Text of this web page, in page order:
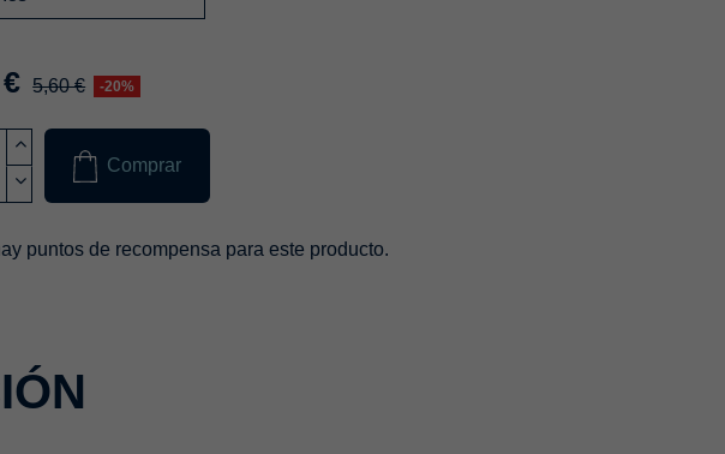
5,60 € -20%
Comprar
puntos de recompensa para este producto.